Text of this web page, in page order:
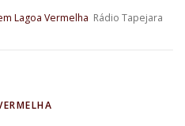
Lagoa Vermelha Rádio Tapejara